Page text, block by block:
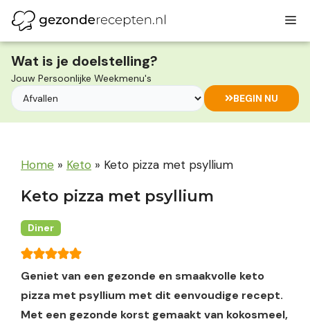
naar
de
inhoud
Wat is je doelstelling?
Jouw Persoonlijke Weekmenu's
BEGIN NU
Home » Keto » Keto pizza met psyllium
Keto pizza met psyllium
Diner
Geniet van een gezonde en smaakvolle keto
pizza met psyllium met dit eenvoudige recept.
Met een gezonde korst gemaakt van kokosmeel,